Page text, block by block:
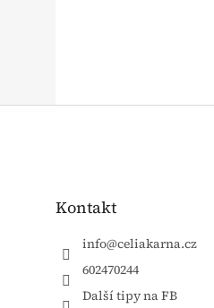
Kontakt
info@celiakarna.cz
602470244
Další tipy na FB